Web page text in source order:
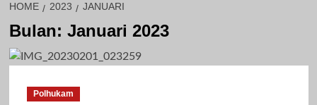
HOME 2023 JANUARI
Bulan: Januari 2023
Polhukam